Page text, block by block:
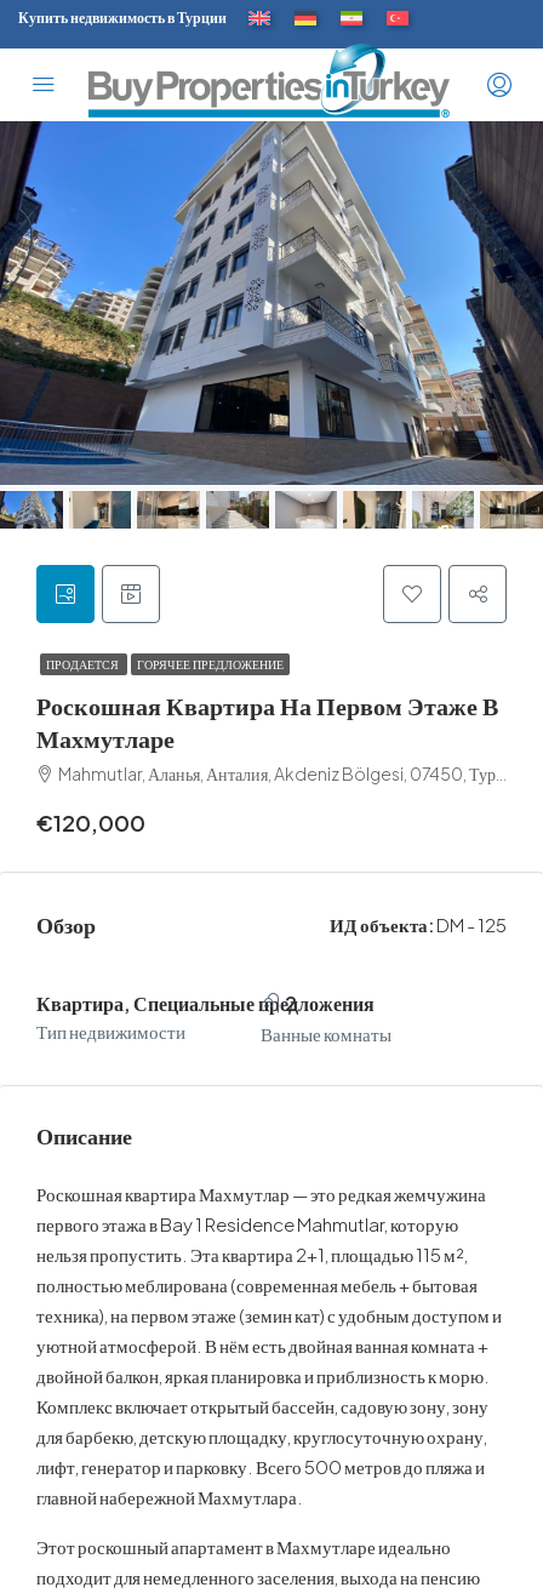
Купить недвижимость в Турции
ПРОДАЕТСЯ ГОРЯЧЕЕ ПРЕДЛОЖЕНИЕ
Роскошная Квартира На Первом Этаже В
Махмутларе
Mahmutlar, Аланья, Анталия, Akdeniz Bölgesi, 07450, Турция
€120,000
Обзор ИД объекта: DM - 125
Квартира, Специальные предложения
Тип недвижимости
2
Ванные комнаты
Описание
Роскошная квартира Махмутлар — это редкая жемчужина
первого этажа в Bay 1 Residence Mahmutlar, которую
нельзя пропустить. Эта квартира 2+1, площадью 115 м²,
полностью меблирована (современная мебель + бытовая
техника), на первом этаже (земин кат) с удобным доступом и
уютной атмосферой. В нём есть двойная ванная комната +
двойной балкон, яркая планировка и приблизность к морю.
Комплекс включает открытый бассейн, садовую зону, зону
для барбекю, детскую площадку, круглосуточную охрану,
лифт, генератор и парковку. Всего 500 метров до пляжа и
главной набережной Махмутлара.
Этот роскошный апартамент в Махмутларе идеально
подходит для немедленного заселения, выхода на пенсию